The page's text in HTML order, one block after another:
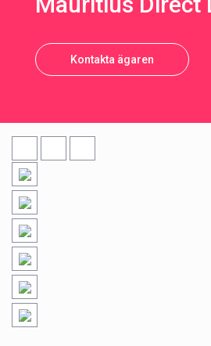
Kontakta ägaren